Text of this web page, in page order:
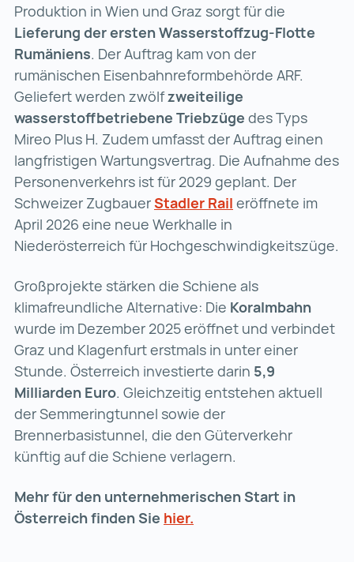
Produktion in Wien und Graz sorgt für die
Lieferung der ersten Wasserstoffzug-Flotte
Rumäniens. Der Auftrag kam von der
rumänischen Eisenbahnreformbehörde ARF.
Geliefert werden zwölfzweiteilige
wasserstoffbetriebene Triebzüge des Typs
Mireo Plus H. Zudem umfasst der Auftrag einen
langfristigen Wartungsvertrag. Die Aufnahme des
Personenverkehrs ist für 2029 geplant. Der
Schweizer ZugbauerStadler Rail Stadler Rail
eröffnete im
April 2026 eine neue Werkhalle in
Niederösterreich für Hochgeschwindigkeitszüge.
Großprojekte stärken die Schiene als
klimafreundliche Alternative: Die Koralmbahn
wurde im Dezember 2025 eröffnet und verbindet
Graz und Klagenfurt erstmals in unter einer
Stunde. Österreich investierte darin 5,9
Milliarden Euro. Gleichzeitig entstehen aktuell
der Semmeringtunnel sowie der
Brennerbasistunnel, die den Güterverkehr
künftig auf die Schiene verlagern.
Mehr für den unternehmerischen Start in
Österreich finden Sie hier.